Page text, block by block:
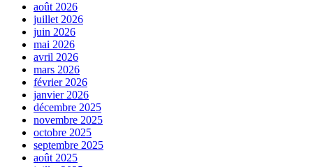
août 2026
juillet 2026
juin 2026
mai 2026
avril 2026
mars 2026
février 2026
janvier 2026
décembre 2025
novembre 2025
octobre 2025
septembre 2025
août 2025